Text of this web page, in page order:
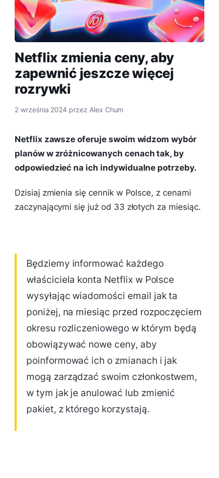
Netflix zmienia ceny, aby
zapewnić jeszcze więcej
rozrywki
2 września 2024 przez Alex Chum
Netflix zawsze oferuje swoim widzom wybór
planów w zróżnicowanych cenach tak, by
odpowiedzieć na ich indywidualne potrzeby.
Dzisiaj zmienia się cennik w Polsce, z cenami
zaczynającymi się już od 33 złotych za miesiąc.
Będziemy informować każdego
właściciela konta Netflix w Polsce
wysyłając wiadomości email jak ta
poniżej, na miesiąc przed rozpoczęciem
okresu rozliczeniowego w którym będą
obowiązywać nowe ceny, aby
poinformować ich o zmianach i jak
mogą zarządzać swoim członkostwem,
w tym jak je anulować lub zmienić
pakiet, z którego korzystają.